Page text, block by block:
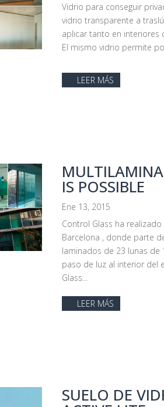
Vidrio para conseguir
vidrio transparente a
aplicar tanto en interiores
El mismo vidrio permite
LEER MÁS
IS POSSIBLE
Ene 13, 2015
Control Glass ha
Barcelona , donde parte
laminados de 23 lunas
paso de luz al interior del
Glass...
LEER MÁS
SUELO DE